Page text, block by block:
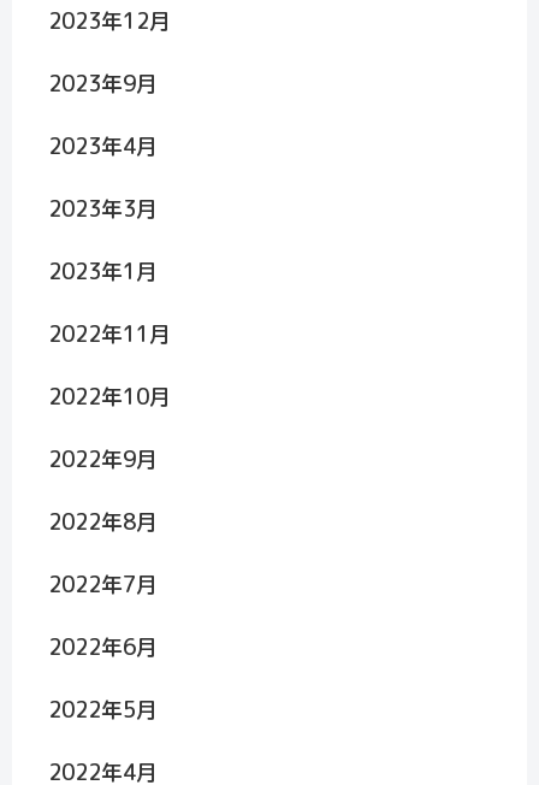
2023年12月
2023年9月
2023年4月
2023年3月
2023年1月
2022年11月
2022年10月
2022年9月
2022年8月
2022年7月
2022年6月
2022年5月
2022年4月